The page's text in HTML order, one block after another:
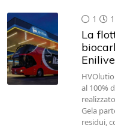
1
La
Enilive
al 100%
Gela
residui,